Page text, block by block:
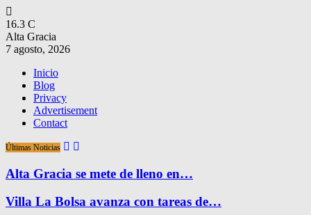
16.3 C
Alta Gracia
7 agosto, 2026
Inicio
Blog
Privacy
Advertisement
Contact
Últimas Noticias
Alta Gracia se mete de lleno en…
Villa La Bolsa avanza con tareas de…